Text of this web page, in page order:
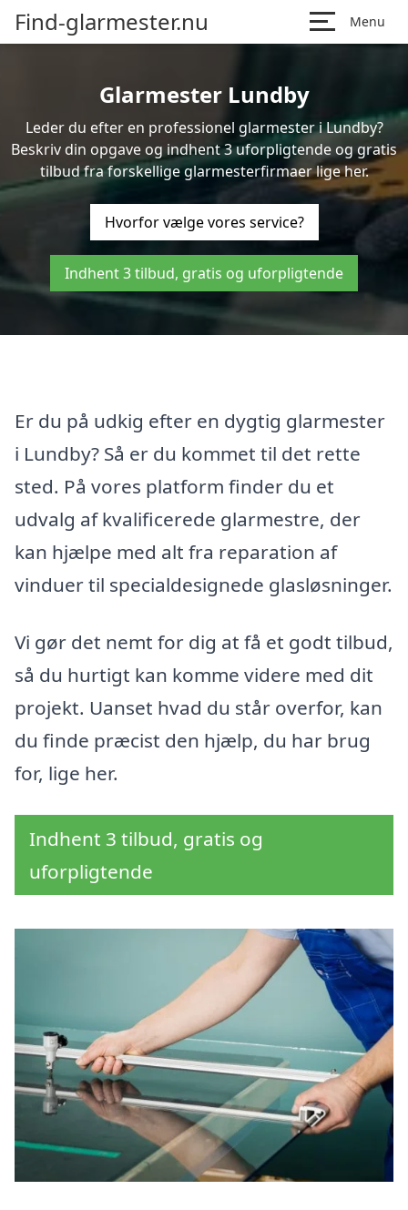
Find-glarmester.nu Menu
Glarmester Lundby
Leder du efter en professionel glarmester i Lundby?
Beskriv din opgave og indhent 3 uforpligtende og gratis
tilbud fra forskellige glarmesterfirmaer lige her.
Hvorfor vælge vores service?
Indhent 3 tilbud, gratis og uforpligtende
Er du på udkig efter en dygtig glarmester
i Lundby? Så er du kommet til det rette
sted. På vores platform finder du et
udvalg af kvalificerede glarmestre, der
kan hjælpe med alt fra reparation af
vinduer til specialdesignede glasløsninger.
Vi gør det nemt for dig at få et godt tilbud,
så du hurtigt kan komme videre med dit
projekt. Uanset hvad du står overfor, kan
du finde præcist den hjælp, du har brug
for, lige her.
Indhent 3 tilbud, gratis og
uforpligtende